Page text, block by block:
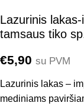
Lazurinis
tamsaus tiko
€5,90 su PVM
Lazurinis lakas –
mediniams